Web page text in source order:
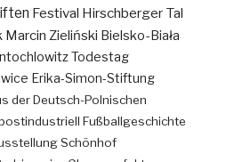
Festival Hirschberger Tal
Marcin Zieliński Bielsko-Biała
Todestag
Erika-Simon-Stiftung
der Deutsch-Polnischen
Fußballgeschichte
Schönhof